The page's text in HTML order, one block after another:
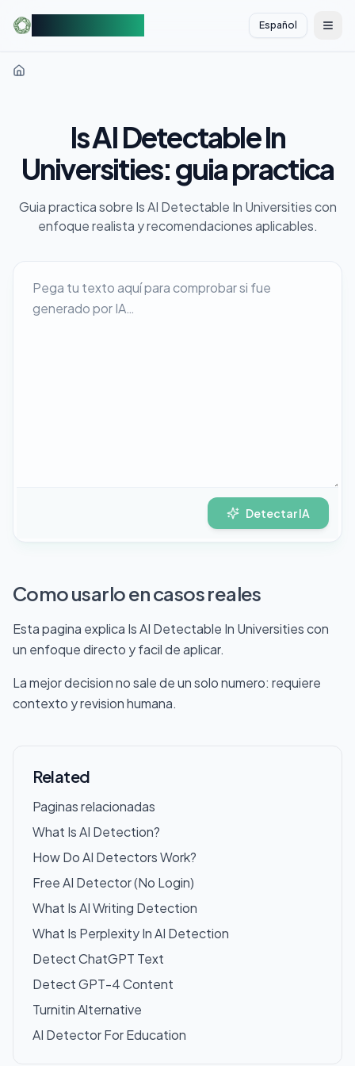
Español 切换
Is AI Detectable In
Universities: guia practica
Guia practica sobre Is AI Detectable In Universities con
enfoque realista y recomendaciones aplicables.
Detectar IA
Como usarlo en casos reales
Esta pagina explica Is AI Detectable In Universities con
un enfoque directo y facil de aplicar.
La mejor decision no sale de un solo numero: requiere
contexto y revision humana.
Related
Paginas relacionadas
What Is AI Detection?
How Do AI Detectors Work?
Free AI Detector (No Login)
What Is AI Writing Detection
What Is Perplexity In AI Detection
Detect ChatGPT Text
Detect GPT-4 Content
Turnitin Alternative
AI Detector For Education